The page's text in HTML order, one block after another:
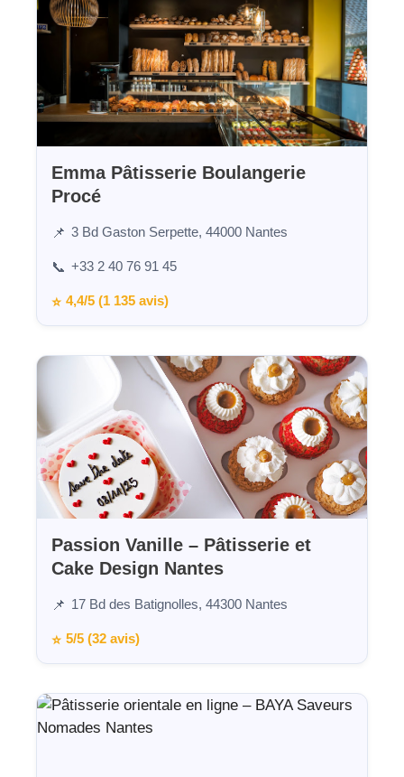
Emma Pâtisserie Boulangerie
Procé
📌 3 Bd Gaston Serpette, 44000 Nantes
📞 +33 2 40 76 91 45
⭐ 4,4/5 (1 135 avis)
Passion Vanille – Pâtisserie et
Cake Design Nantes
📌 17 Bd des Batignolles, 44300 Nantes
⭐ 5/5 (32 avis)